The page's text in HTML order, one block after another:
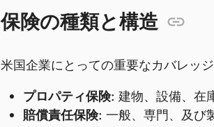
保険の種類と構造
米国企業にとっての重要なカバレッ
プロパティ保険: 建物、設備、在
賠償責任保険: 一般、専門、及び